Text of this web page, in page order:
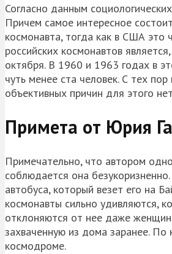
Согласно данным
Причем самое интересное
космонавта, тогда как в США это
российских космонавтов
октября. В 1960 и 1963 годах в
чуть менее ста человек. С тех
объективных причин для этого
Примета от Юрия
Примечательно, что автором
соблюдается она
автобуса, который везет его на
космонавты сильно удивляются,
отклоняются от нее даже
захваченную из дома заранее.
космодроме.